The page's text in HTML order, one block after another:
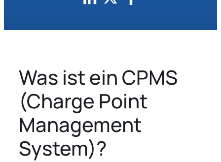
Was ist ein CPMS
(Charge Point
Management
System)?